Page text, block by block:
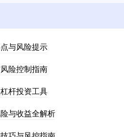
与风险提示
险控制指南
杆投资工具
与收益全解析